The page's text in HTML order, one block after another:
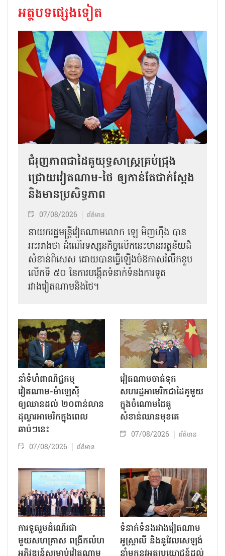
អត្ថបទផ្សេងទៀត
ជំរុញភាពជាដៃគូយុទ្ធសាស្ត្រគ្រប់ជ្រុង
ជ្រោយវៀតណាម-ថៃ ឲ្យកាន់តែជាក់ស្ដែង
និងមានប្រសិទ្ធភាព
07/08/2026 ព័ត៌មាន
នាយករដ្ឋមន្ត្រីវៀតណាមលោក ឡេ មិញហ៊ឹង បាន
អះអាងថា ដំណើរទស្សនកិច្ចលើកនេះមានអត្ថន័យដ៏
សំខាន់ពិសេស ដោយបានធ្វើឡើងចំឱកាសរំលឹកខួប
លើកទី ៥០ នៃការបង្កើតទំនាក់ទំនងការទូត
រវាងវៀតណាមនិងថៃ។
នាំទំហំពាណិជ្ជកម្ម
វៀតណាម-ម៉ាឡេស៊ី
ឲ្យឈានដល់ ២០ពាន់លាន
ដុល្លារអាមេរិកក្នុងពេល
ឆាប់ៗនេះ
07/08/2026 ព័ត៌មាន
វៀតណាមចាត់ទុក
សហរដ្ឋអាមេរិកជាដៃគូមួយ
ក្នុងចំណោមដៃគូ
សំខាន់ឈានមុខគេ
07/08/2026 ព័ត៌មាន
ការទូតរួមដំណើរជា
មួយសហគ្រាស ពង្រីកលំហ
ទំនាក់ទំនងរវាងវៀតណាម
អូស្ត្រាលី និងនូវែលសេឡង់